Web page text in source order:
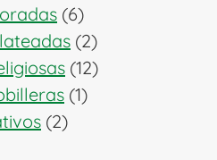
66
productos
22
productos
1212
11
22